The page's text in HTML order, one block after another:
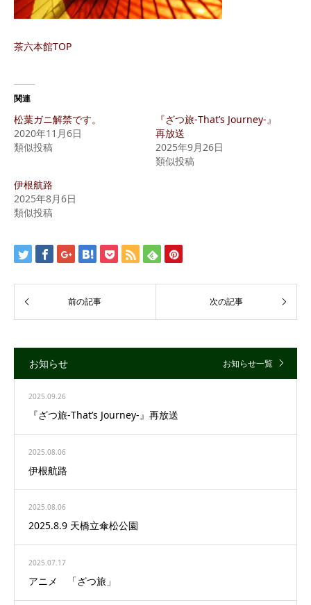
茶六本館TOP
関連
松葉ガニ解禁です。
2020年11月6日
類似投稿
『ざつ旅-That’s Journey-』
再放送
2025年9月26日
類似投稿
伊根航路
2025年8月6日
類似投稿
お知らせ お知らせ一覧
2025.09.26
『ざつ旅-That’s Journey-』再放送
2025.08.06
伊根航路
2025.08.06
2025.8.9 天橋立傘松公園
2025.07.17
アニメ 「ざつ旅」